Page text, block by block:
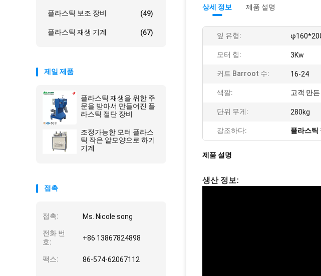
플라스틱 보조 장비 (49)
플라스틱 재생 기계 (67)
제일 제품
플라스틱 재생을 위한 주
문을 받아서 만들어진 플
라스틱 절단 장비
조정가능한 모터 플라스
틱 작은 알모양으로 하기
기계
접촉
접촉: Ms. Nicole song
전화 번
호:
+86 13867824898
팩스: 86-574-62067112
상세 정보 제품 설명
잎 유형:
모터 힘: 3Kw
커트 Barroot 수: 16-24
색깔: 고객 만든
단위 무게: 280kg
강조하다: 플라스틱
제품 설명
생산 정보: